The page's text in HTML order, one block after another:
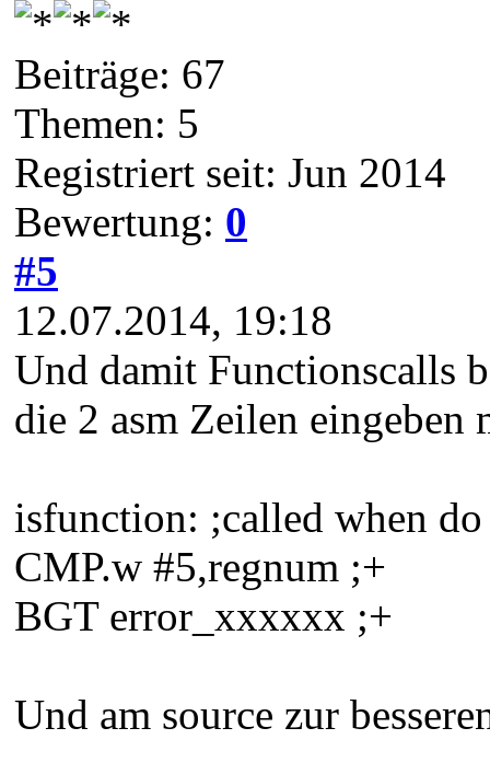
Beiträge: 67
Themen: 5
Registriert seit: Jun 2014
Bewertung: 0
#5
12.07.2014, 19:18
Und damit Functionscalls
die 2 asm Zeilen eingeben
isfunction: ;called when
CMP.w #5,regnum ;+
BGT error_xxxxxx ;+
Und am source zur